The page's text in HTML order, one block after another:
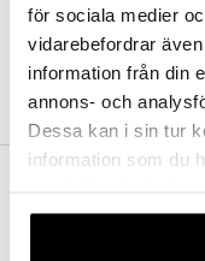
för sociala medier
vidarebefordrar
information från din
annons- och
Dessa kan i sin tur
information som du
våra cookies vid
LUO ASIAKAS
Aina maksuton
tuotteen tai